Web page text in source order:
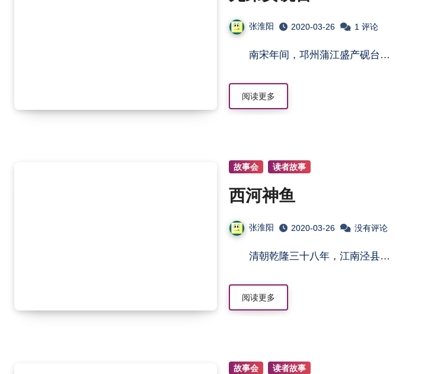
张淮阳 2020-03-26 1 评论
南宋年间，邛州蒲江盛产砚台…
阅读更多
故事会 读者故事
西河神鱼
张淮阳 2020-03-26 没有评论
清朝乾隆三十八年，江南泾县…
阅读更多
故事会 读者故事